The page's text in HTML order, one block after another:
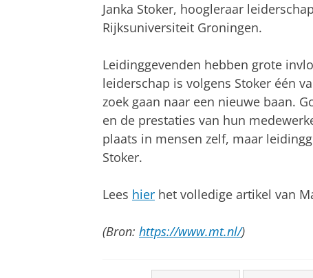
Janka Stoker, hoogleraar
Rijksuniversiteit Groningen.
Leidinggevenden hebben grote
leiderschap is volgens Stoker één
zoek gaan naar een nieuwe baan.
en de prestaties van hun
plaats in mensen zelf, maar
Stoker.
Lees hier het volledige artikel van
(Bron: https://www.mt.nl/)